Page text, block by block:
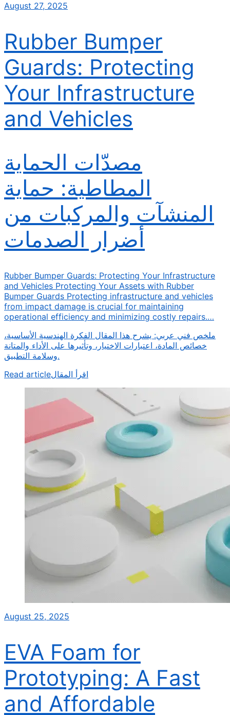
August 27, 2025
Rubber Bumper
Guards: Protecting
Your Infrastructure
and Vehicles
مصدّات الحماية
المطاطية: حماية
المنشآت والمركبات من
أضرار الصدمات
Rubber Bumper Guards: Protecting Your Infrastructure
and Vehicles Protecting Your Assets with Rubber
Bumper Guards Protecting infrastructure and vehicles
from impact damage is crucial for maintaining
operational efficiency and minimizing costly repairs.…
ملخص فني عربي: يشرح هذا المقال الفكرة الهندسية الأساسية،
خصائص المادة، اعتبارات الاختيار، وتأثيرها على الأداء والمتانة
وسلامة التطبيق.
Read articleاقرأ المقال
August 25, 2025
EVA Foam for
Prototyping: A Fast
and Affordable